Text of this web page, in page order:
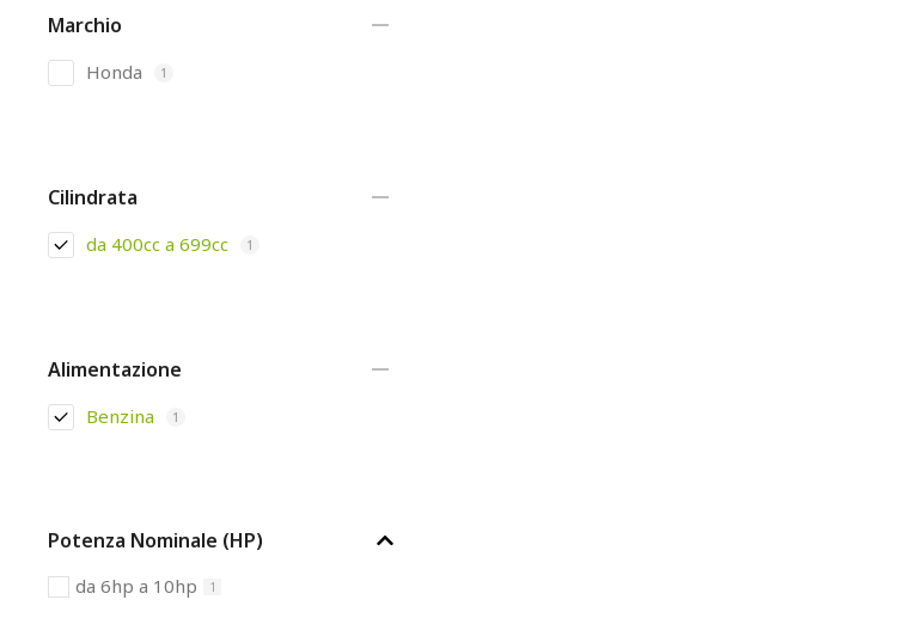
Marchio
Honda 1
Cilindrata
da 400cc a 699cc 1
Alimentazione
Benzina 1
Potenza Nominale (HP)
da 6hp a 10hp 1